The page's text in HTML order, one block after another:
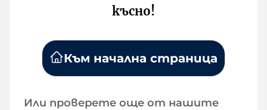
късно!
Към начална страница
Или проверете още от нашите